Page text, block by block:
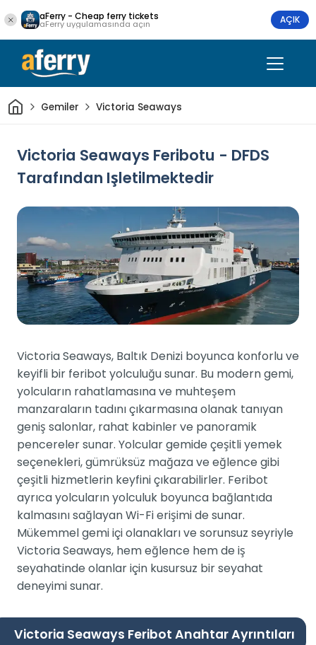
aFerry - Cheap ferry tickets
aFerry uygulamasında açın AÇIK
Ev Gemiler Victoria Seaways
Victoria Seaways Feribotu - DFDS
Tarafından Işletilmektedir
Victoria Seaways, Baltık Denizi boyunca konforlu ve
keyifli bir feribot yolculuğu sunar. Bu modern gemi,
yolcuların rahatlamasına ve muhteşem
manzaraların tadını çıkarmasına olanak tanıyan
geniş salonlar, rahat kabinler ve panoramik
pencereler sunar. Yolcular gemide çeşitli yemek
seçenekleri, gümrüksüz mağaza ve eğlence gibi
çeşitli hizmetlerin keyfini çıkarabilirler. Feribot
ayrıca yolcuların yolculuk boyunca bağlantıda
kalmasını sağlayan Wi-Fi erişimi de sunar.
Mükemmel gemi içi olanakları ve sorunsuz seyriyle
Victoria Seaways, hem eğlence hem de iş
seyahatinde olanlar için kusursuz bir seyahat
deneyimi sunar.
Victoria Seaways Feribot Anahtar Ayrıntıları